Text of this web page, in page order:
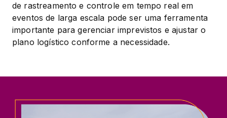
de rastreamento e controle em tempo real em
eventos de larga escala pode ser uma ferramenta
importante para gerenciar imprevistos e ajustar o
plano logístico conforme a necessidade.